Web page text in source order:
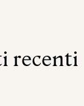
recenti